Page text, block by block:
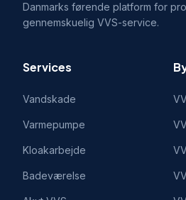
Danmarks førende platform for
gennemskuelig VVS-service.
Services
Vandskade
Varmepumpe
Kloakarbejde
Badeværelse